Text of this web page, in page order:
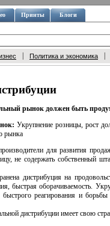
Принты Блоги
Политика и экономика
рынок должен быть
Укрупнение розницы, рост
рынка
для развития
не содержать собственный
дистрибуция на
быстрая оборачиваемость.
быстрого реагирования и
дистрибуции имеет свою